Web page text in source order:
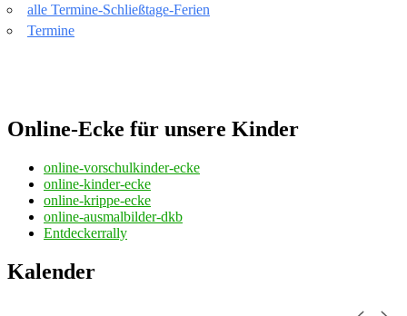
alle Termine-Schließtage-Ferien
Termine
Online-Ecke für unsere Kinder
online-vorschulkinder-ecke
online-kinder-ecke
online-krippe-ecke
online-ausmalbilder-dkb
Entdeckerrally
Kalender